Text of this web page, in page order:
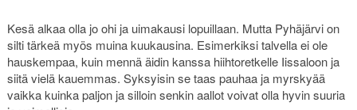
Kesä alkaa olla jo ohi ja uimakausi lopuillaan. Mutta Pyhäjärvi on
silti tärkeä myös muina kuukausina. Esimerkiksi talvella ei ole
hauskempaa, kuin mennä äidin kanssa hiihtoretkelle Iissaloon ja
siitä vielä kauemmas. Syksyisin se taas pauhaa ja myrskyää
vaikka kuinka paljon ja silloin senkin aallot voivat olla hyvin suuria